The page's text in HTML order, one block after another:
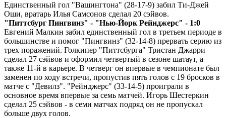
Единственный гол "Вашингтона" (28-17-9) забил Ти-Джей
Оши, вратарь Илья Самсонов сделал 20 сэйвов.
"Питтсбург Пингвинз" - "Нью-Йорк Рейнджерс" - 1:0
Евгений Малкин забил единственный гол в третьем периоде в
большинстве и помог "Пингвинз" (32-14-8) прервать серию из
трех поражений. Голкипер "Питтсбурга" Тристан Джарри
сделал 27 сэйвов и оформил четвертый в сезоне шатаут, а
также 11-й в карьере. В четверг он впервые в чемпионате был
заменен по ходу встречи, пропустив пять голов с 19 бросков в
матче с "Девилз". "Рейнджерс" (33-14-5) проиграли в
основное время впервые за семь матчей. Игорь Шестеркин
сделал 25 сэйвов - в семи матчах подряд он не пропускал
больше двух голов.